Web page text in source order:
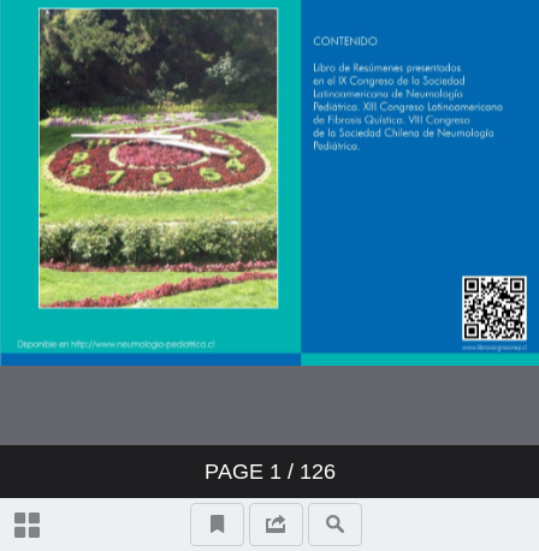
PAGE 1/ 126